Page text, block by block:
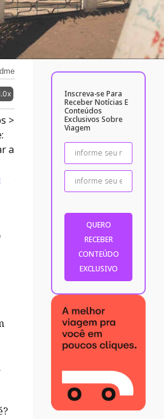
>
a
Inscreva-se Para
Receber Notícias E
Conteúdos
Exclusivos Sobre
Viagem